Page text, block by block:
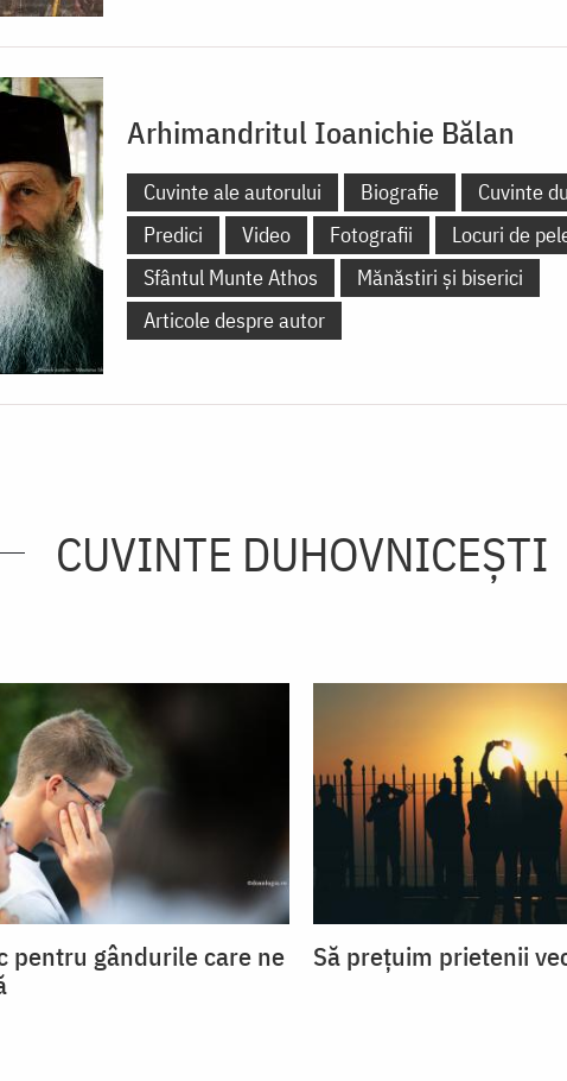
Arhimandritul Ioanichie Bălan
Cuvinte ale autorului Biografie
Cuvinte
Predici
Video Fotografii
Locuri de
Sfântul Munte Athos
Mănăstiri și biserici
Articole despre autor
CUVINTE DUHOVNICEȘTI
pentru gândurile care ne
Să prețuim prietenii